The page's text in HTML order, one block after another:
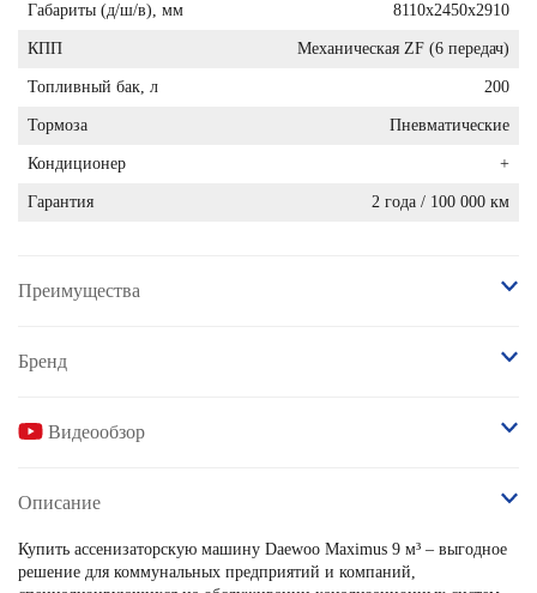
Габариты (д/ш/в), мм 8110x2450x2910
КПП Механическая ZF (6 передач)
Топливный бак, л 200
Тормоза Пневматические
Кондиционер +
Гарантия 2 года / 100 000 км
Преимущества
Бренд
Видеообзор
Описание
Купить ассенизаторскую машину Daewoo Maximus 9 м³ – выгодное
решение для коммунальных предприятий и компаний,